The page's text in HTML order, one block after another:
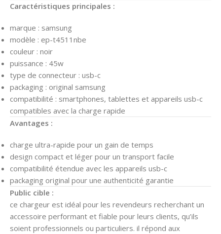
Caractéristiques principales :
marque : samsung
modèle : ep-t4511nbe
couleur : noir
puissance : 45w
type de connecteur : usb-c
packaging : original samsung
compatibilité : smartphones, tablettes et appareils usb-c
compatibles avec la charge rapide
Avantages :
charge ultra-rapide pour un gain de temps
design compact et léger pour un transport facile
compatibilité étendue avec les appareils usb-c
packaging original pour une authenticité garantie
Public cible :
ce chargeur est idéal pour les revendeurs recherchant un
accessoire performant et fiable pour leurs clients, qu’ils
soient professionnels ou particuliers. il répond aux